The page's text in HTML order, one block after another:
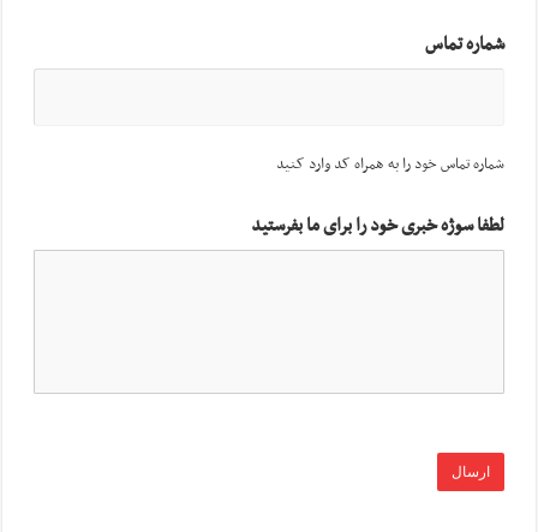
شماره تماس
شماره تماس خود را به همراه کد وارد کنید
لطفا سوژه خبری خود را برای ما بفرستید